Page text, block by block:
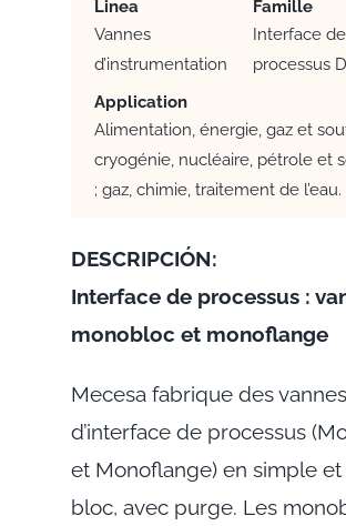
Linea
Famille
Vannes
d’instrumentation
Interface de
processus
Application
Alimentation, énergie, gaz et
cryogénie, nucléaire, pétrole et
; gaz, chimie, traitement de l’eau.
DESCRIPCIÓN:
Interface de processus :
monobloc et monoflange
Mecesa fabrique des vannes
d’interface de processus
et Monoflange) en simple
bloc, avec purge. Les